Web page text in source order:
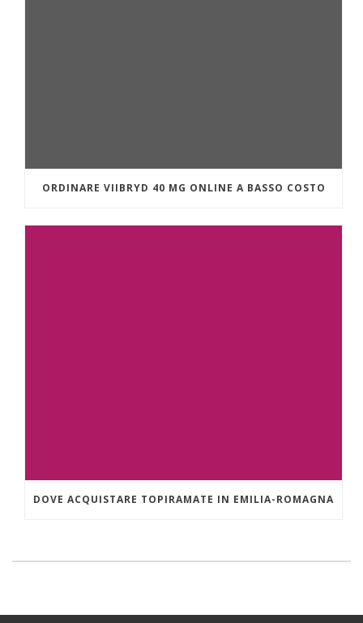
ORDINARE VIIBRYD 40 MG ONLINE A BASSO COSTO
DOVE ACQUISTARE TOPIRAMATE IN EMILIA-ROMAGNA